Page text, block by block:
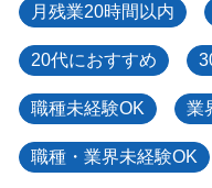
月残業20時間以内
20代におすすめ
職種未経験OK 業
職種・業界未経験OK